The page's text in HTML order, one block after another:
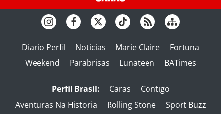
Diario Perfil Noticias Marie Claire
Fortuna
Weekend
Parabrisas Lunateen BATimes
Perfil Brasil: Caras
Contigo
Aventuras Na Historia
Rolling Stone Sport Buzz